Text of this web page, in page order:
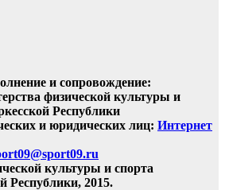
и сопровождение:
физической культуры и
Республики
и юридических лиц: Интернет
культуры и спорта
Республики, 2015.